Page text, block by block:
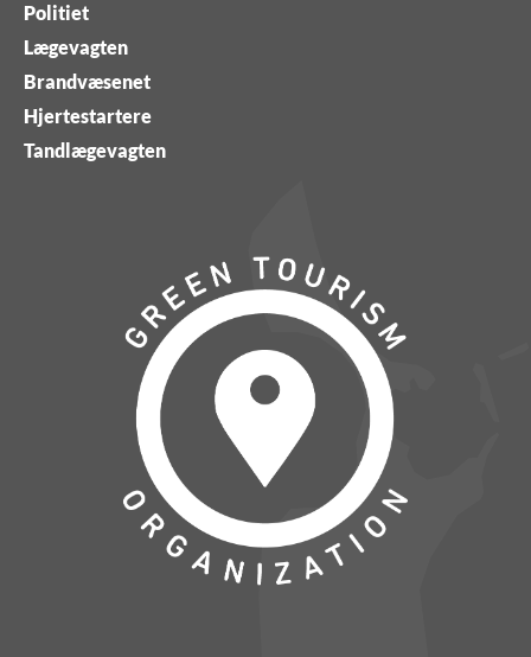
Politiet
Lægevagten
Brandvæsenet
Hjertestartere
Tandlægevagten